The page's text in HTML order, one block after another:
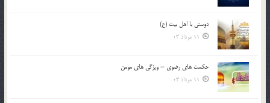
دوستی با اهل بیت (ع)
11 مرداد 03
حکمت های رضوی – ویژگی های مومن
11 مرداد 03